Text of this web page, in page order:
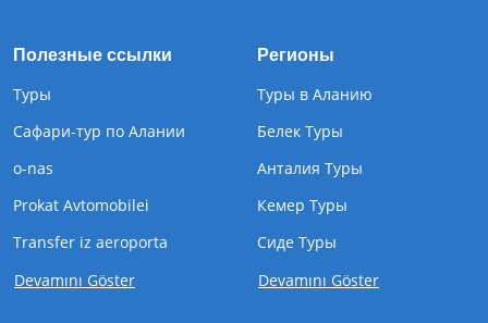
Полезные ссылки
Туры
Сафари-тур по Алании
o-nas
Prokat Avtomobilei
Transfer iz aeroporta
Devamını Göster
Регионы
Туры в Аланию
Белек Туры
Анталия Туры
Кемер Туры
Cиде Туры
Devamını Göster